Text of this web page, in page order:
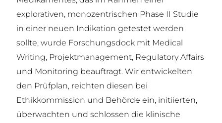
explorativen, monozentrischen Phase II Studie
in einer neuen Indikation getestet werden
sollte, wurde Forschungsdock mit Medical
Writing, Projektmanagement, Regulatory Affairs
und Monitoring beauftragt. Wir entwickelten
den Prüfplan, reichten diesen bei
Ethikkommission und Behörde ein, initiierten,
überwachten und schlossen die klinische